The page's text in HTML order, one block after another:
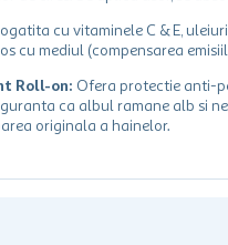
cu vitaminele C & E,
cu mediul (compensarea
Roll-on: Ofera protectie anti-
ca albul ramane alb si
originala a hainelor.